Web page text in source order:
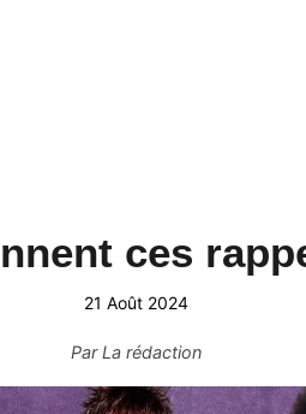
ces
21 Août 2024
ParLa rédaction